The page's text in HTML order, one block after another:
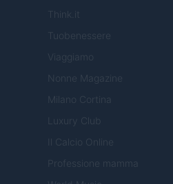
Think.it
Tuobenessere
Viaggiamo
Nonne Magazine
Milano Cortina
Luxury Club
Il Calcio Online
Professione mamma